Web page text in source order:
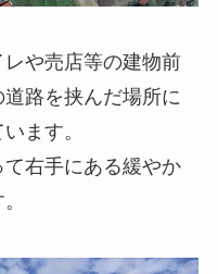
や売店等の建物前
路を挟んだ場所に
ます。
右手にある緩やか